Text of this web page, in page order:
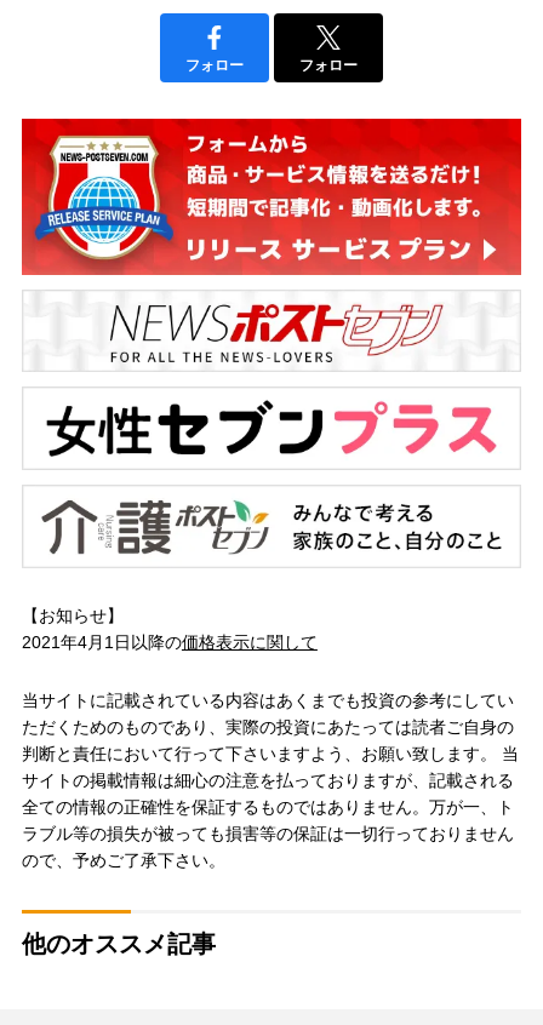
フォロー フォロー
【お知らせ】
2021年4月1日以降の価格表示に関して
当サイトに記載されている内容はあくまでも投資の参考にしてい
ただくためのものであり、実際の投資にあたっては読者ご自身の
判断と責任において行って下さいますよう、お願い致します。 当
サイトの掲載情報は細心の注意を払っておりますが、記載される
全ての情報の正確性を保証するものではありません。万が一、ト
ラブル等の損失が被っても損害等の保証は一切行っておりません
ので、予めご了承下さい。
他のオススメ記事